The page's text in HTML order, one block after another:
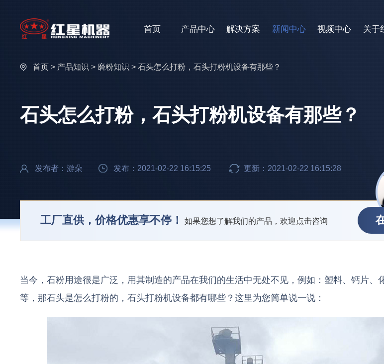
首页 产品中心 解决方案 新闻中心 视频中心 关于
首页 > 产品知识 > 磨粉知识 > 石头怎么打粉，石头打粉机设备有那些？
石头怎么打粉，石头打粉机设备有那些？
发布者：游朵 发布：2021-02-22 16:15:25 更新：2021-02-22 16:15:28
工厂直供，价格优惠享不停！ 如果您想了解我们的产品，欢迎点击咨询
当今，石粉用途很是广泛，用其制造的产品在我们的生活中无处不见，例如：塑料、钙片、
等，那石头是怎么打粉的，石头打粉机设备都有哪些？这里为您简单说一说：